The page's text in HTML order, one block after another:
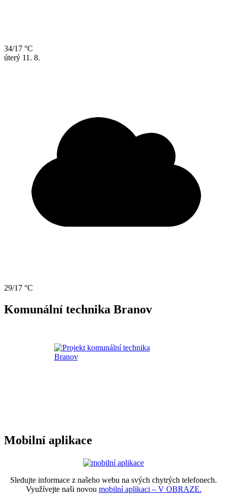
34/17 °C
úterý 11. 8.
29/17 °C
Komunální technika Branov
Mobilní aplikace
Sledujte informace z našeho webu na svých chytrých telefonech.
Využívejte naši novou mobilní aplikaci – V OBRAZE.